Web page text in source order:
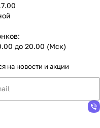
до 20.00 (Мск)
на новости и акции